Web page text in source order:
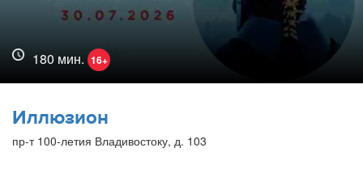
180 мин. 16+
Иллюзион
пр-т 100-летия Владивостоку, д. 103